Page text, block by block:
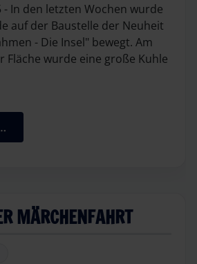
- In den letzten Wochen wurde
auf der Baustelle der Neuheit
- Die Insel" bewegt. Am
Fläche wurde eine große Kuhle
MÄRCHENFAHRT